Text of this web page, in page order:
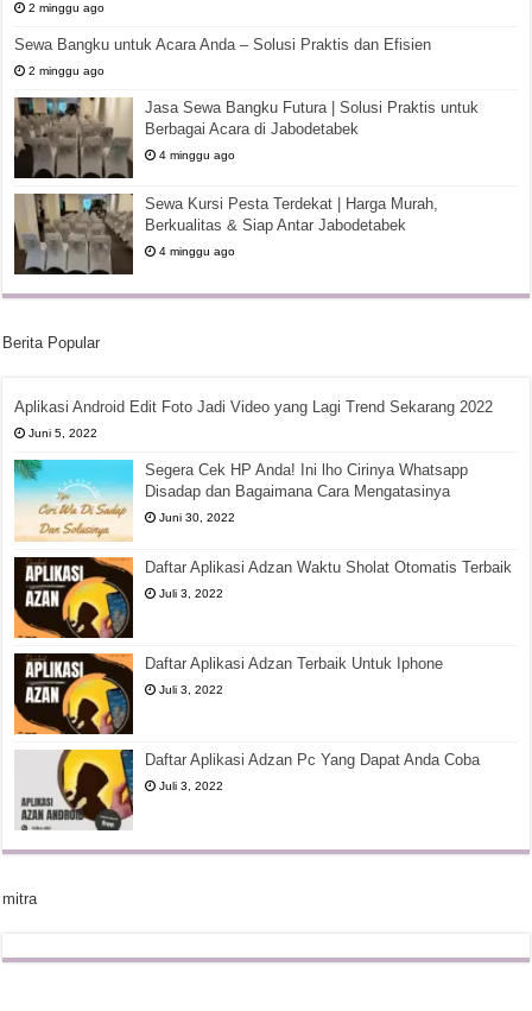
2 minggu ago
Sewa Bangku untuk Acara Anda – Solusi Praktis dan Efisien
2 minggu ago
Jasa Sewa Bangku Futura | Solusi Praktis untuk
Berbagai Acara di Jabodetabek
4 minggu ago
Sewa Kursi Pesta Terdekat | Harga Murah,
Berkualitas & Siap Antar Jabodetabek
4 minggu ago
Berita Popular
Aplikasi Android Edit Foto Jadi Video yang Lagi Trend Sekarang 2022
Juni 5, 2022
Segera Cek HP Anda! Ini lho Cirinya Whatsapp
Disadap dan Bagaimana Cara Mengatasinya
Juni 30, 2022
Daftar Aplikasi Adzan Waktu Sholat Otomatis Terbaik
Juli 3, 2022
Daftar Aplikasi Adzan Terbaik Untuk Iphone
Juli 3, 2022
Daftar Aplikasi Adzan Pc Yang Dapat Anda Coba
Juli 3, 2022
mitra